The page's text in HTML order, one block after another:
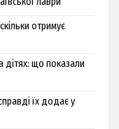
отримує
дітях: що показали
їх додає у